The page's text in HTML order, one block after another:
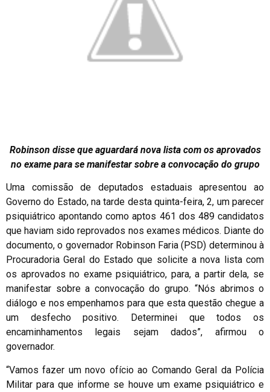
Robinson disse que aguardará nova lista com os aprovados
no exame para se manifestar sobre a convocação do grupo
Uma comissão de deputados estaduais apresentou ao
Governo do Estado, na tarde desta quinta-feira, 2, um parecer
psiquiátrico apontando como aptos 461 dos 489 candidatos
que haviam sido reprovados nos exames médicos. Diante do
documento, o governador Robinson Faria (PSD) determinou à
Procuradoria Geral do Estado que solicite a nova lista com
os aprovados no exame psiquiátrico, para, a partir dela, se
manifestar sobre a convocação do grupo. “Nós abrimos o
diálogo e nos empenhamos para que esta questão chegue a
um desfecho positivo. Determinei que todos os
encaminhamentos legais sejam dados”, afirmou o
governador.
“Vamos fazer um novo ofício ao Comando Geral da Polícia
Militar para que informe se houve um exame psiquiátrico e